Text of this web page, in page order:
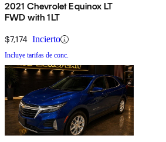
2021 Chevrolet Equinox LT
FWD with 1LT
$7,174 Incierto
Incluye tarifas de conc.